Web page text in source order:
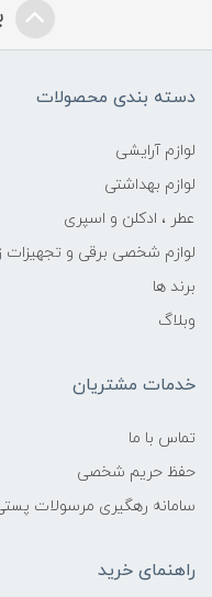
دسته بندی محصولات
لوازم آرایشی
لوازم بهداشتی
عطر ، ادکلن و اسپری
لوازم شخصی برقی و تجهیزات
برند ها
وبلاگ
خدمات مشتریان
تماس با ما
حفظ حریم شخصی
سامانه رهگیری مرسولات
راهنمای خرید